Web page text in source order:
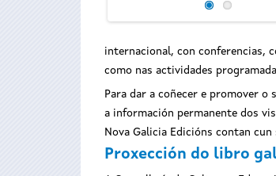
internacional, con conferencias,
como nas actividades
Para dar a coñecer e promover
a información permanente dos
Nova Galicia Edicións contan
Proxección do libro